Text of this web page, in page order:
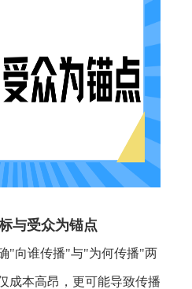
与受众为锚点
"向谁传播"与"为何传播"两
成本高昂，更可能导致传播